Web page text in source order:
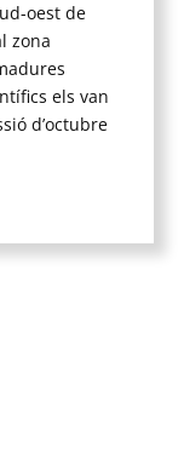
oest de
zona
els van
d’octubre